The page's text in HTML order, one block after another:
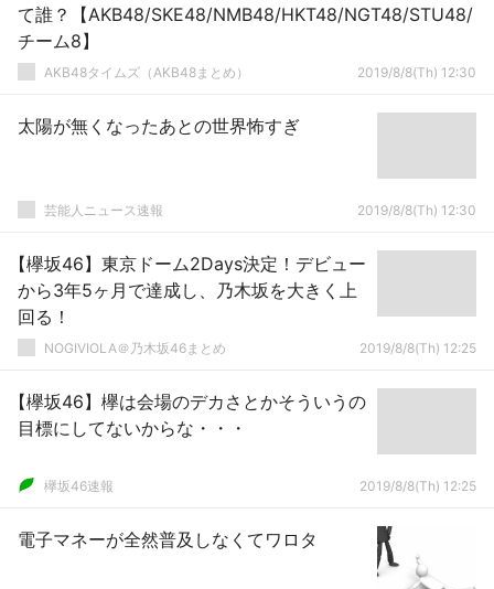
て誰？【AKB48/SKE48/NMB48/HKT48/NGT48/STU48/
チーム8】
AKB48タイムズ（AKB48まとめ） 2019/8/8(Th) 12:30
太陽が無くなったあとの世界怖すぎ
芸能人ニュース速報 2019/8/8(Th) 12:30
【欅坂46】東京ドーム2Days決定！デビュー
から3年5ヶ月で達成し、乃木坂を大きく上
回る！
NOGIVIOLA＠乃木坂46まとめ 2019/8/8(Th) 12:25
【欅坂46】欅は会場のデカさとかそういうの
目標にしてないからな・・・
欅坂46速報 2019/8/8(Th) 12:25
電子マネーが全然普及しなくてワロタ